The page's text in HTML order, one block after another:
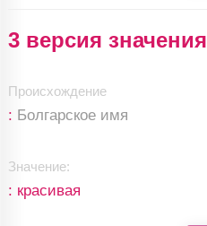
3 версия
Происхождение
: Болгарское имя
Значение:
: красивая